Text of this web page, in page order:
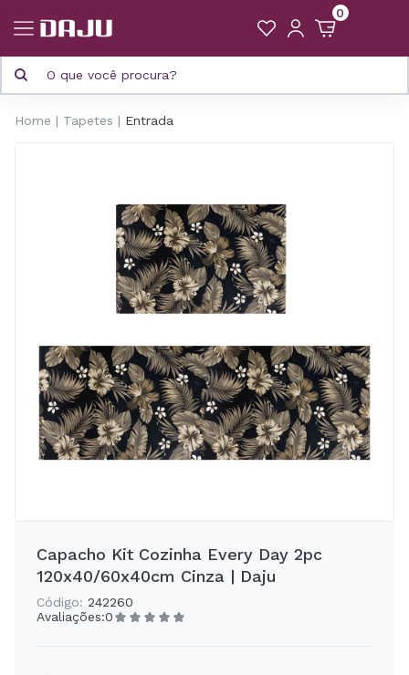
0
Home Tapetes Entrada
Capacho Kit Cozinha Every Day 2pc
120x40/60x40cm Cinza | Daju
Código: 242260
Avaliações:0